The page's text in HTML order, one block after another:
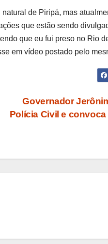
de Piripá, mas
que estão sendo
que eu fui preso no Rio
em vídeo postado pelo
Governador
Polícia Civil e